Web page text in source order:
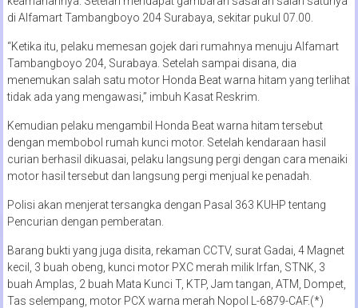
di Alfamart Tambangboyo 204 Surabaya, sekitar pukul 07.00.
“Ketika itu, pelaku memesan gojek dari rumahnya menuju Alfamart
Tambangboyo 204, Surabaya. Setelah sampai disana, dia
menemukan salah satu motor Honda Beat warna hitam yang terlihat
tidak ada yang mengawasi,” imbuh Kasat Reskrim.
Kemudian pelaku mengambil Honda Beat warna hitam tersebut
dengan membobol rumah kunci motor. Setelah kendaraan hasil
curian berhasil dikuasai, pelaku langsung pergi dengan cara menaiki
motor hasil tersebut dan langsung pergi menjual ke penadah.
Polisi akan menjerat tersangka dengan Pasal 363 KUHP tentang
Pencurian dengan pemberatan.
Barang bukti yang juga disita, rekaman CCTV, surat Gadai, 4 Magnet
kecil, 3 buah obeng, kunci motor PXC merah milik Irfan, STNK, 3
buah Amplas, 2 buah Mata Kunci T, KTP, Jam tangan, ATM, Dompet,
Tas selempang, motor PCX warna merah Nopol L-6879-CAF.(*)